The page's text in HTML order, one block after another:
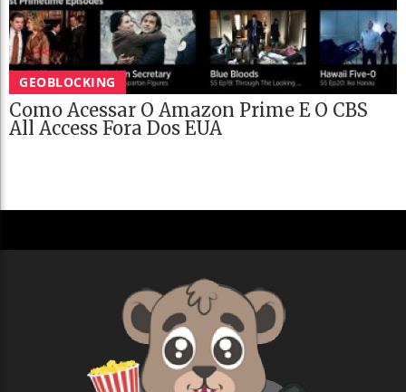
GEOBLOCKING
Como Acessar O Amazon Prime E O CBS
All Access Fora Dos EUA